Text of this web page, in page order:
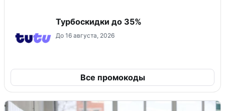
Турбоскидки до 35%
До 16 августа, 2026
Все промокоды